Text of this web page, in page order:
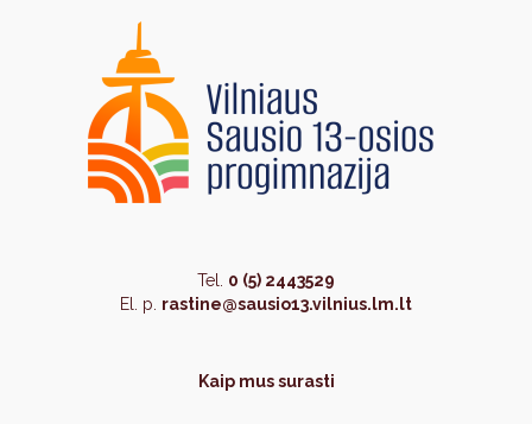
Tel. 0 (5) 2443529
El. p. rastine@sausio13.vilnius.lm.lt
Kaip mus surasti